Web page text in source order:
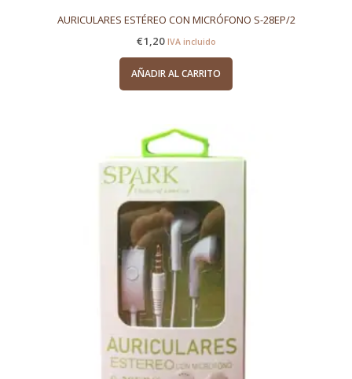
AURICULARES ESTÉREO CON MICRÓFONO S-28EP/2
€1,20 IVA incluido
AÑADIR AL CARRITO